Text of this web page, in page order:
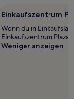
Einkaufszentrum
Wenn du in
Einkaufszentrum Plaza
Weniger anzeigen